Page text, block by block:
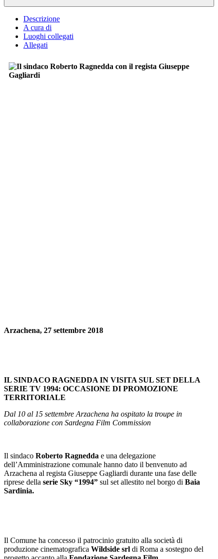
Descrizione
A cura di
Luoghi collegati
Allegati
Arzachena, 27 settembre 2018
IL SINDACO RAGNEDDA IN VISITA SUL SET DELLA
SERIE TV 1994: OCCASIONE DI PROMOZIONE
TERRITORIALE
Dal 10 al 15 settembre Arzachena ha ospitato la troupe in
collaborazione con Sardegna Film Commission
Il sindaco Roberto Ragnedda e una delegazione
dell’Amministrazione comunale hanno dato il benvenuto ad
Arzachena al regista Giuseppe Gagliardi durante una fase delle
riprese della serie Sky “1994” sul set allestito nel borgo di Baia
Sardinia.
Il Comune ha concesso il patrocinio gratuito alla società di
produzione cinematografica Wildside srl di Roma a sostegno del